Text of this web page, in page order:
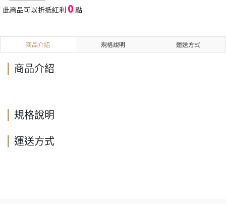
此商品可以折抵紅利 0 點
商品介紹 規格說明 運送方式
商品介紹
規格說明
運送方式